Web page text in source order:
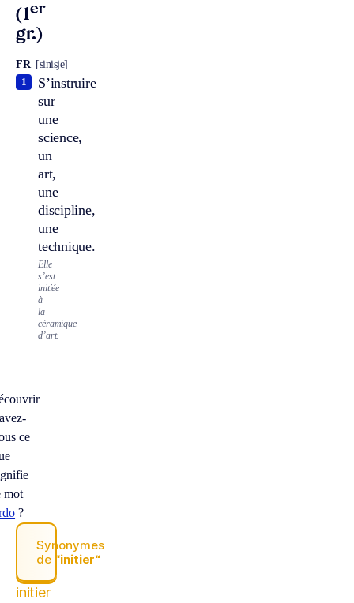
(1er
gr.)
FR [sinisje]
S’instruire
sur
une
science,
un
art,
une
discipline,
une
technique.
1
Elle
s’est
initiée
à
la
céramique
d’art.
ce
mot
?
Synonymes
de “initier“
initier